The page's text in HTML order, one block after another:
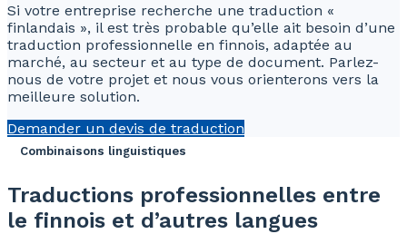
Si votre entreprise recherche une traduction «
finlandais », il est très probable qu’elle ait besoin d’une
traduction professionnelle en finnois, adaptée au
marché, au secteur et au type de document. Parlez-
nous de votre projet et nous vous orienterons vers la
meilleure solution.
Demander un devis de traduction
Combinaisons linguistiques
Traductions professionnelles entre
le finnois et d’autres langues